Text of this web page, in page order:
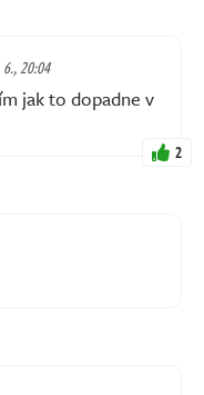
20:04
jak to dopadne v
2